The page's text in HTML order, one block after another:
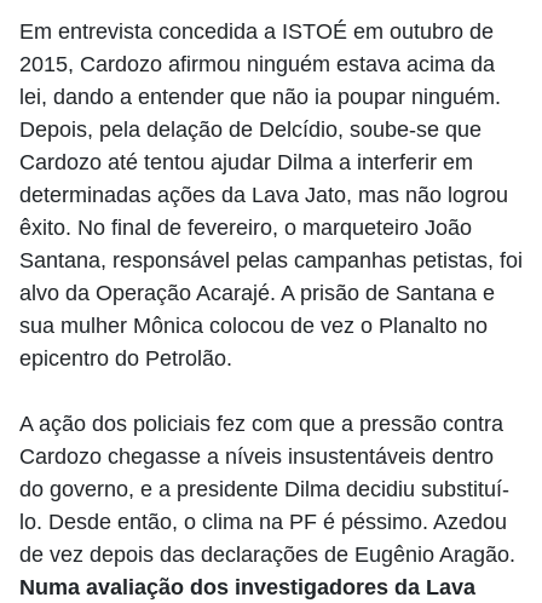
Em entrevista concedida a ISTOÉ em outubro de
2015, Cardozo afirmou ninguém estava acima da
lei, dando a entender que não ia poupar ninguém.
Depois, pela delação de Delcídio, soube-se que
Cardozo até tentou ajudar Dilma a interferir em
determinadas ações da Lava Jato, mas não logrou
êxito. No final de fevereiro, o marqueteiro João
Santana, responsável pelas campanhas petistas, foi
alvo da Operação Acarajé. A prisão de Santana e
sua mulher Mônica colocou de vez o Planalto no
epicentro do Petrolão.
A ação dos policiais fez com que a pressão contra
Cardozo chegasse a níveis insustentáveis dentro
do governo, e a presidente Dilma decidiu substituí-
lo. Desde então, o clima na PF é péssimo. Azedou
de vez depois das declarações de Eugênio Aragão.
Numa avaliação dos investigadores da Lava